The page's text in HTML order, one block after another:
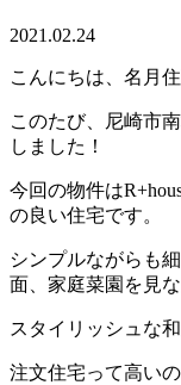
2021.02.24
こんにちは、名月住
このたび、尼崎市
しました！
今回の物件は
の良い住宅です。
シンプルながらも
面、家庭菜園を見
スタイリッシュな
注文住宅って高い